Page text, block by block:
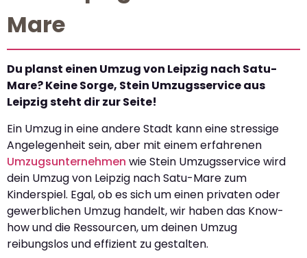
Mare
Du planst einen Umzug von Leipzig nach Satu-
Mare? Keine Sorge, Stein Umzugsservice aus
Leipzig steht dir zur Seite!
Ein Umzug in eine andere Stadt kann eine stressige
Angelegenheit sein, aber mit einem erfahrenen
Umzugsunternehmen wie Stein Umzugsservice wird
dein Umzug von Leipzig nach Satu-Mare zum
Kinderspiel. Egal, ob es sich um einen privaten oder
gewerblichen Umzug handelt, wir haben das Know-
how und die Ressourcen, um deinen Umzug
reibungslos und effizient zu gestalten.